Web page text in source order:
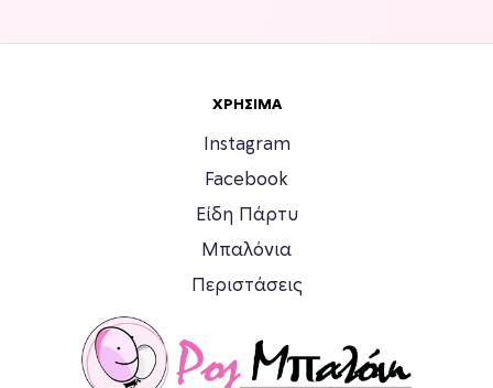
ΧΡΉΣΙΜΑ
Instagram
Facebook
Είδη Πάρτυ
Μπαλόνια
Περιστάσεις